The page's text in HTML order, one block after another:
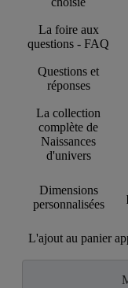
La foire aux
questions - FAQ
Questions et
réponses
La collection
complète de
Naissances
d'univers
Dimensions
personnalisées
L'ajout au panier